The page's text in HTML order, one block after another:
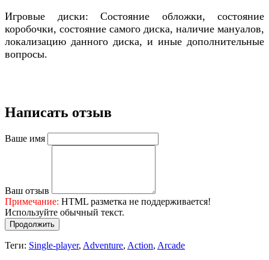
Игровые диски: Состояние обложки, состояние
коробочки, состояние самого диска, наличие мануалов,
локализацию данного диска, и иные дополнительные
вопросы.
Написать отзыв
Ваше имя
Ваш отзыв
Примечание: HTML разметка не поддерживается!
Используйте обычный текст.
Продолжить
Теги: Single-player, Adventure, Action, Arcade